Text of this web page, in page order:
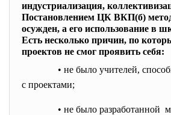
индустриализация,
Постановлением ЦК ВКП(б)
осужден, а его использование в
Есть несколько причин, по
проектов не смог проявить себя:
• не было учителей,
с проектами;
• не было разработанной